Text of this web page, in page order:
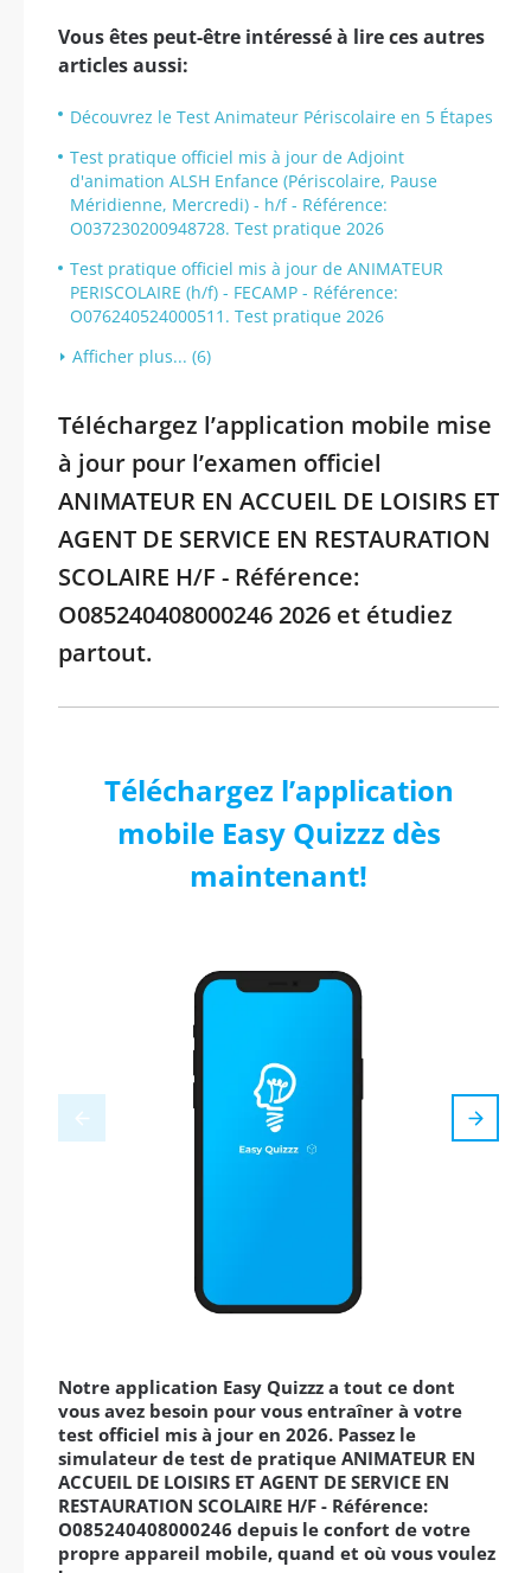
Vous êtes peut-être intéressé à lire ces autres
articles aussi:
Découvrez le Test Animateur Périscolaire en 5 Étapes
Test pratique officiel mis à jour de Adjoint
d'animation ALSH Enfance (Périscolaire, Pause
Méridienne, Mercredi) - h/f - Référence:
O037230200948728. Test pratique 2026
Test pratique officiel mis à jour de ANIMATEUR
PERISCOLAIRE (h/f) - FECAMP - Référence:
O076240524000511. Test pratique 2026
Afficher plus... (6)
Téléchargez l’application mobile mise
à jour pour l’examen officiel
ANIMATEUR EN ACCUEIL DE LOISIRS ET
AGENT DE SERVICE EN RESTAURATION
SCOLAIRE H/F - Référence:
O085240408000246 2026 et étudiez
partout.
Téléchargez l’application
mobile Easy Quizzz dès
maintenant!
Notre application Easy Quizzz a tout ce dont
vous avez besoin pour vous entraîner à votre
test officiel mis à jour en 2026. Passez le
simulateur de test de pratique ANIMATEUR EN
ACCUEIL DE LOISIRS ET AGENT DE SERVICE EN
RESTAURATION SCOLAIRE H/F - Référence:
O085240408000246 depuis le confort de votre
propre appareil mobile, quand et où vous voulez